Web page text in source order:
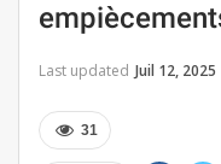
Last updated Juil 12, 2025
31